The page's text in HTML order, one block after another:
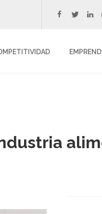
facebook
twitter